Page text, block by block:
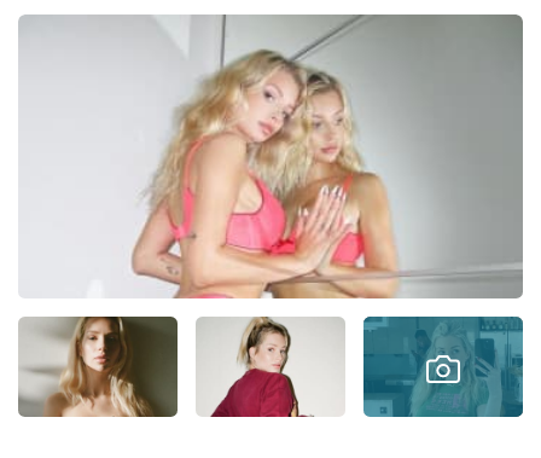
Sledujte prima+
Přihlášení
Sledujte nás